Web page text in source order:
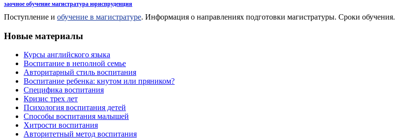
заочное обучение магистратура юриспруденция
Поступление и обучение в магистратуре. Информация о направлениях подготовки магистратуры. Сроки обучения.
Новые материалы
Курсы английского языка
Воспитание в неполной семье
Авторитарный стиль воспитания
Воспитание ребенка: кнутом или пряником?
Специфика воспитания
Кризис трех лет
Психология воспитания детей
Способы воспитания малышей
Хитрости воспитания
Авторитетный метод воспитания